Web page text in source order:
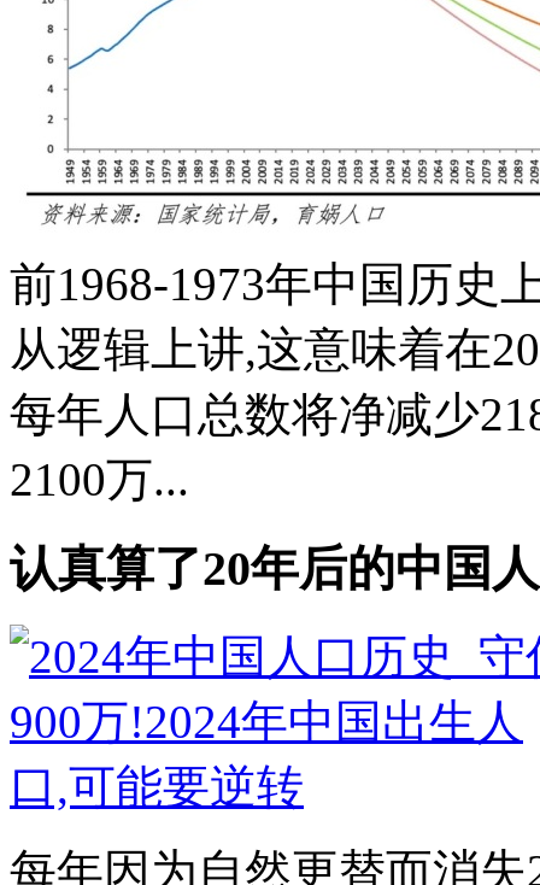
前1968-1973年中国历史
从逻辑上讲,这意味着在
每年人口总数将净减少
2100万...
认真算了20年后的中国
每年因为自然更替而消